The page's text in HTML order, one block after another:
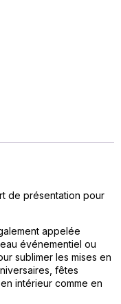
de présentation pour
appelée
événementiel ou
sublimer les mises en
fêtes
intérieur comme en